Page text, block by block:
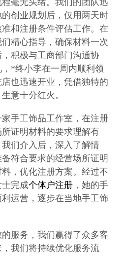
程毫无头绪。我们的团队迅
创业规划后，仅用两天时
和注册条件评估工作。在
精心指导，确保材料一次
积极与工商部门沟通协
*终小李在一周内顺利领
店也迅速开业，凭借独特的
意十分红火。
手工饰品工作室，在注册
证明材料的要求理解有
们介入后，深入了解情
符合要求的经营场所证明
，优化注册方案。经过不
士完成个体户注册 ，她的手
运营，逐步在当地手工饰
服务，我们赢得了众多客
我们将持续优化服务流